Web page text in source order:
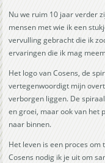
Nu we ruim 10 jaar verder
mensen met wie ik een
vervulling gebracht die ik
ervaringen die ik mag
Het logo van Cosens, de
vertegenwoordigt mijn
verborgen liggen. De
en groei, maar ook van het
naar binnen.
Het leven is een proces
Cosens nodig ik je uit om